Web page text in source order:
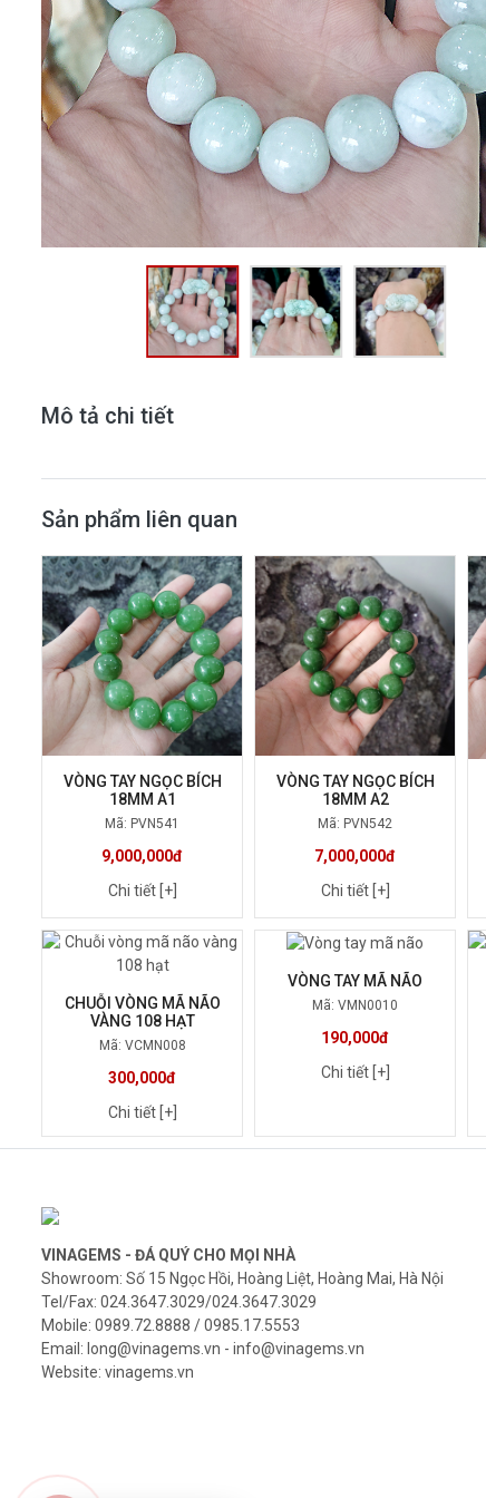
Mô tả chi tiết
Sản phẩm liên quan
VÒNG TAY NGỌC BÍCH
18MM A1
Mã: PVN541
9,000,000đ
Chi tiết [+]
VÒNG TAY NGỌC BÍCH
18MM A2
Mã: PVN542
7,000,000đ
Chi tiết [+]
CHUỖI VÒNG MÃ NÃO
VÀNG 108 HẠT
Mã: VCMN008
300,000đ
Chi tiết [+]
VÒNG TAY MÃ NÃO
Mã: VMN0010
190,000đ
Chi tiết [+]
VINAGEMS - ĐÁ QUÝ CHO MỌI NHÀ
Showroom: Số 15 Ngọc Hồi, Hoàng Liệt, Hoàng Mai, Hà Nội
Tel/Fax: 024.3647.3029/024.3647.3029
Mobile: 0989.72.8888 / 0985.17.5553
Email: long@vinagems.vn - info@vinagems.vn
Website: vinagems.vn